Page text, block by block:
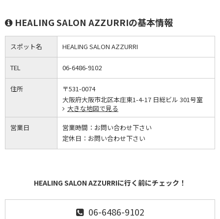
HEALING SALON AZZURRIの基本情報
スポット名 HEALING SALON AZZURRI
TEL 06-6486-9102
住所
〒531-0074
大阪府大阪市北区本庄東1-4-17 日総ビル 301号室
大きな地図で見る
営業日 営業時間： お問い合わせ下さい
定休日： お問い合わせ下さい
HEALING SALON AZZURRIに行く前にチェック！
06-6486-9102